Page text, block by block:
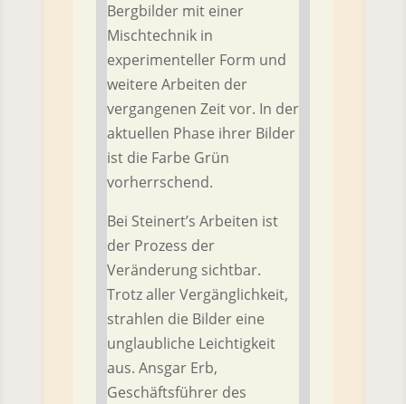
Bergbilder mit einer
Mischtechnik in
experimenteller Form und
weitere Arbeiten der
vergangenen Zeit vor. In der
aktuellen Phase ihrer Bilder
ist die Farbe Grün
vorherrschend.
Bei Steinert’s Arbeiten ist
der Prozess der
Veränderung sichtbar.
Trotz aller Vergänglichkeit,
strahlen die Bilder eine
unglaubliche Leichtigkeit
aus. Ansgar Erb,
Geschäftsführer des